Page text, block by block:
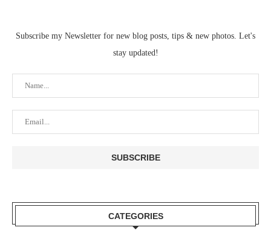
Subscribe my Newsletter for new blog posts, tips & new photos. Let's
stay updated!
CATEGORIES